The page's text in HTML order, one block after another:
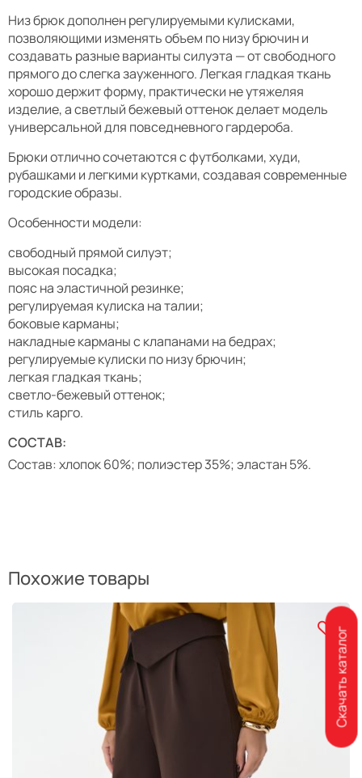
Низ брюк дополнен регулируемыми кулисками,
позволяющими изменять объем по низу брючин и
создавать разные варианты силуэта — от свободного
прямого до слегка зауженного. Легкая гладкая ткань
хорошо держит форму, практически не утяжеляя
изделие, а светлый бежевый оттенок делает модель
универсальной для повседневного гардероба.
Брюки отлично сочетаются с футболками, худи,
рубашками и легкими куртками, создавая современные
городские образы.
Особенности модели:
свободный прямой силуэт;
высокая посадка;
пояс на эластичной резинке;
регулируемая кулиска на талии;
боковые карманы;
накладные карманы с клапанами на бедрах;
регулируемые кулиски по низу брючин;
легкая гладкая ткань;
светло-бежевый оттенок;
стиль карго.
СОСТАВ:
Состав: хлопок 60%; полиэстер 35%; эластан 5%.
Похожие товары
Скачать каталог